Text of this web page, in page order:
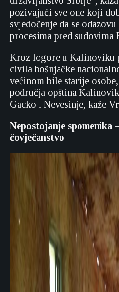
pozivajući sve one koji
svjedočenje da se
procesima pred sudovima
Kroz logore u Kalinoviku
civila bošnjačke
većinom bile starije osobe,
područja opština
Gacko i Nevesinje, kaže
Nepostojanje spomenika
čovječanstvo